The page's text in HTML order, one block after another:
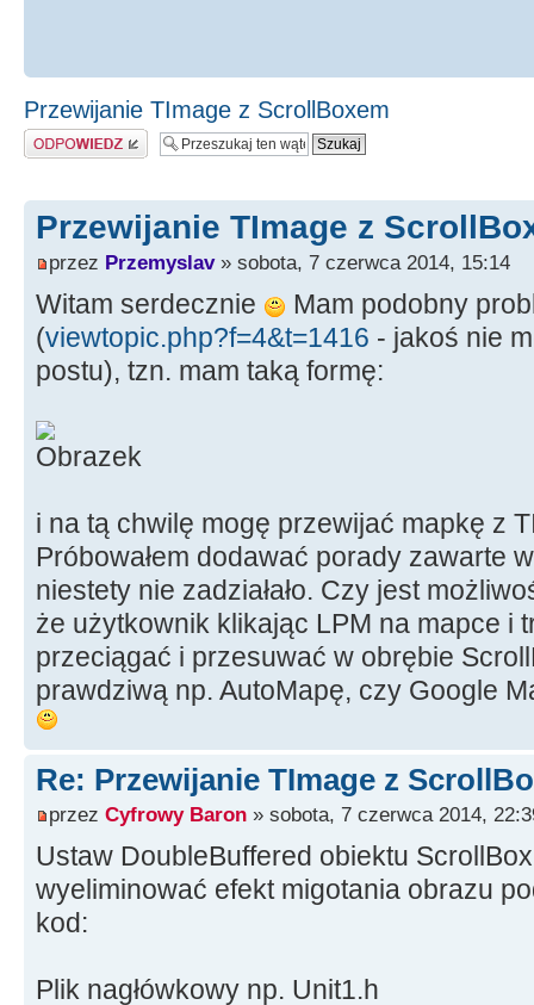
Przewijanie TImage z ScrollBoxem
Odpowiedz
Przewijanie TImage z
przez Przemyslav» sobota, 7 czerwca 2014, 15:14
Witam serdecznie
Mam podobny
(viewtopic.php?f=4&t=1416 - jakoś nie
postu), tzn. mam taką formę:
i na tą chwilę mogę przewijać mapkę z
Próbowałem dodawać porady zawarte
niestety nie zadziałało. Czy jest
że użytkownik klikając LPM na mapce i
przeciągać i przesuwać w obrębie
prawdziwą np. AutoMapę, czy Google
Re: Przewijanie TImage z
przez Cyfrowy Baron » sobota, 7 czerwca 2014,
Ustaw DoubleBuffered obiektu
wyeliminować efekt migotania obrazu
kod:
Plik nagłówkowy np. Unit1.h